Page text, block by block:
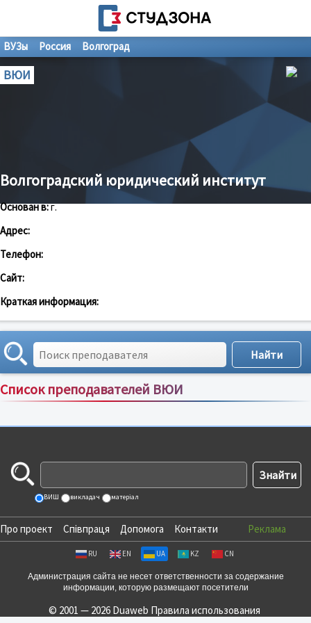
ВУЗы Россия Волгоград
ВЮИ
Волгоградский юридический институт
Основан в:г.
Адрес:
Телефон:
Сайт:
Краткая информация:
Список преподавателей ВЮИ
Сортировка по:имени;рейтингу;отзывам
ВИШ викладач матеріал
Про проект Співпраця Допомога Контакти Реклама
RU EN UA KZ CN
Администрация сайта не несет ответственности за содержание
информации, которую размещают посетители
© 2001 — 2026 Duaweb Правила использования